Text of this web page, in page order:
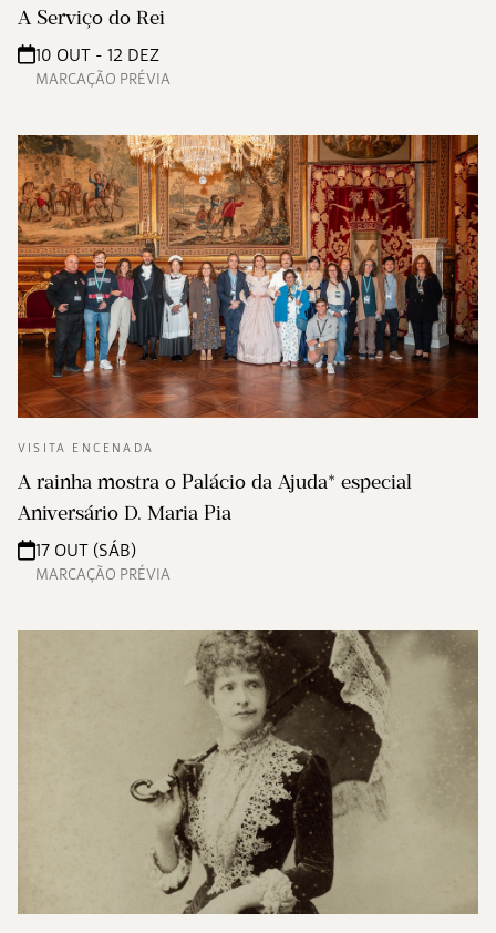
A Serviço do Rei
10 OUT - 12 DEZ
MARCAÇÃO PRÉVIA
VISITA ENCENADA
A rainha mostra o Palácio da Ajuda* especial
Aniversário D. Maria Pia
17 OUT (SÁB)
MARCAÇÃO PRÉVIA